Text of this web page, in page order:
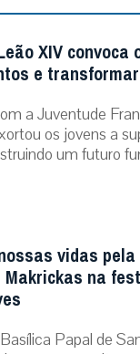
XIV convoca
e
a Juventude
os jovens a
um futuro
vidas
na
Papal de